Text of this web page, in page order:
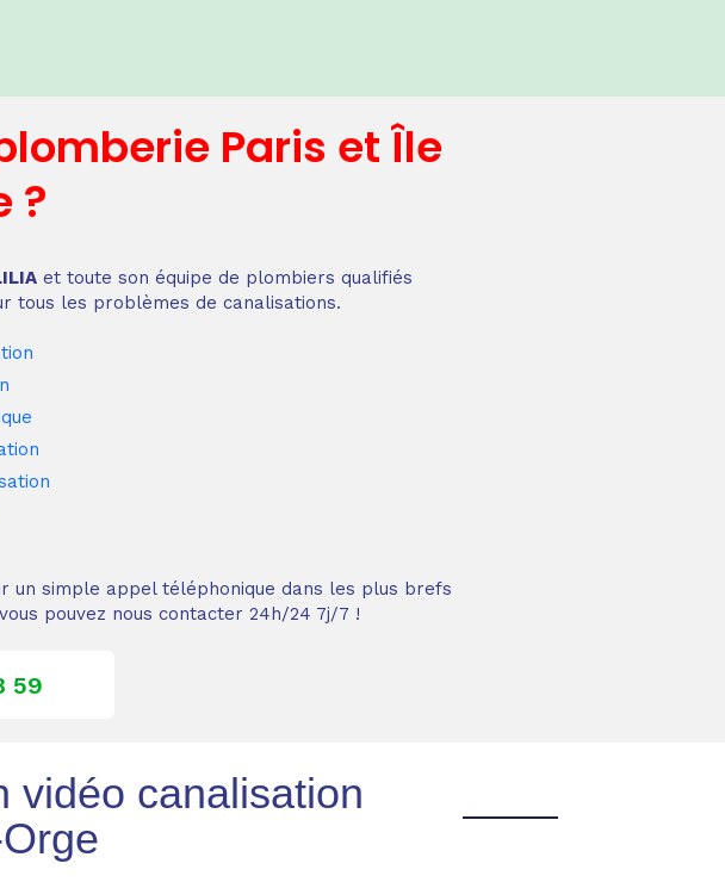
Paris et Île
?
et toute son équipe de plombiers qualifiés
tous les problèmes de canalisations.
un simple appel téléphonique dans les plus brefs
pouvez nous contacter 24h/24 7j/7 !
59
vidéo canalisation